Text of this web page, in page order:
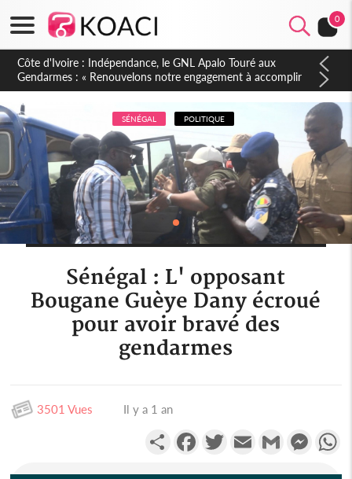
0
Sierra Leone : Un projet de réforme constitutionnelle en
gestation, points clés des amendements, un exclu d'avance
SÉNÉGAL POLITIQUE
Sénégal : L' opposant
Bougane Guèye Dany écroué
pour avoir bravé des
gendarmes
3501 Vues Il y a 1 an
PartagerFacebookTwitterEmail Gmail